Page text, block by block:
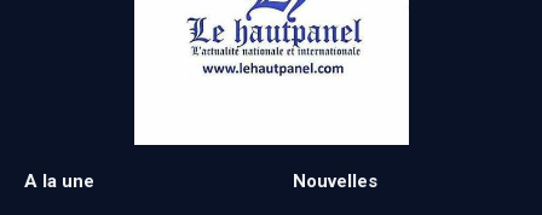
A la une Nouvelles